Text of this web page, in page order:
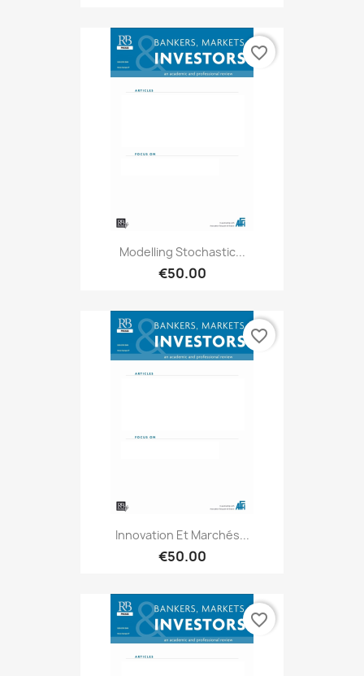
Modelling Stochastic...
€50.00
favorite_border
Innovation Et Marchés...
€50.00
favorite_border
favorite_border